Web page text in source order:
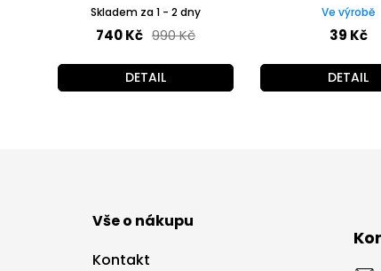
Skladem za 1 - 2 dny
740 Kč 990 Kč
DETAIL
Ve výrobě
39 Kč
DETAIL
Vše o nákupu
Kontakt